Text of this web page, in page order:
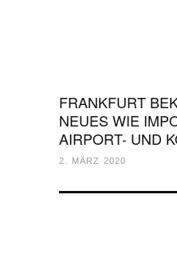
FRANKFURT
NEUES WIE
AIRPORT- UND
2. MÄRZ 2020